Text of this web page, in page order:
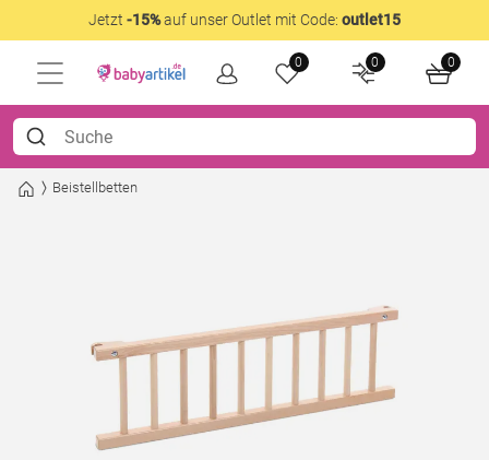
Jetzt -15%auf unser Outlet mit Code: outlet15
0 0 0
Beistellbetten